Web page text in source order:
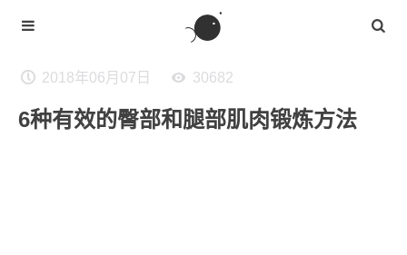
2018年06月07日 30682
6种有效的臀部和腿部肌肉锻炼方法